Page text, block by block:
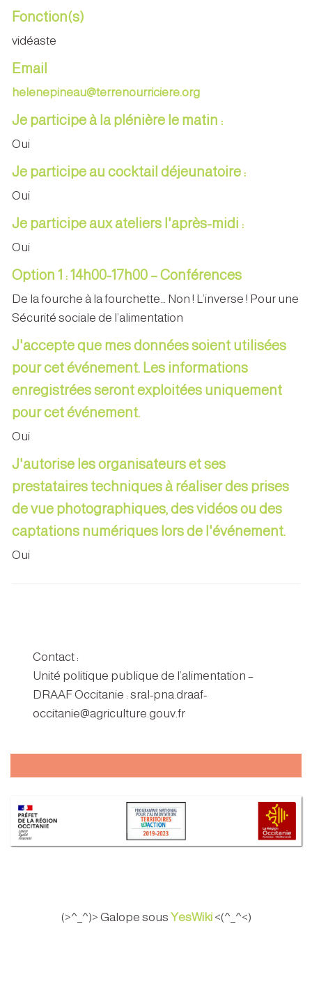
Fonction(s)
vidéaste
Email
helenepineau@terrenourriciere.org
Je participe à la plénière le matin :
Oui
Je participe au cocktail déjeunatoire :
Oui
Je participe aux ateliers l'après-midi :
Oui
Option 1 : 14h00-17h00 – Conférences
De la fourche à la fourchette… Non ! L’inverse ! Pour une
Sécurité sociale de l’alimentation
J'accepte que mes données soient utilisées
pour cet événement. Les informations
enregistrées seront exploitées uniquement
pour cet événement.
Oui
J'autorise les organisateurs et ses
prestataires techniques à réaliser des prises
de vue photographiques, des vidéos ou des
captations numériques lors de l'événement.
Oui
Contact :
Unité politique publique de l’alimentation –
DRAAF Occitanie : sral-pna.draaf-
occitanie@agriculture.gouv.fr
(>^_^)> Galope sous YesWiki<(^_^<)